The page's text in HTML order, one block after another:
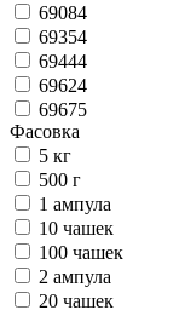
69084
69354
69444
69624
69675
Фасовка
5 кг
500 г
1 ампула
10 чашек
100 чашек
2 ампула
20 чашек